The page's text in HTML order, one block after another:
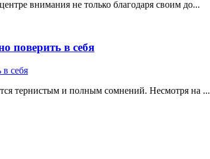
внимания не только благодаря своим до...
поверить в себя
тернистым и полным сомнений. Несмотря на ...